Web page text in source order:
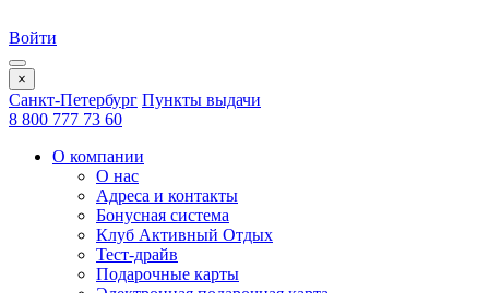
Войти
×
Санкт-Петербург Пункты выдачи
8 800 777 73 60
О компании
О нас
Адреса и контакты
Бонусная система
Клуб Активный Отдых
Тест-драйв
Подарочные карты